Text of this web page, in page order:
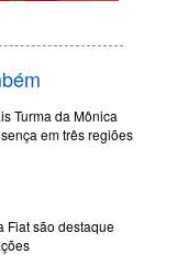
Turma da Mônica
em três regiões
Fiat são destaque